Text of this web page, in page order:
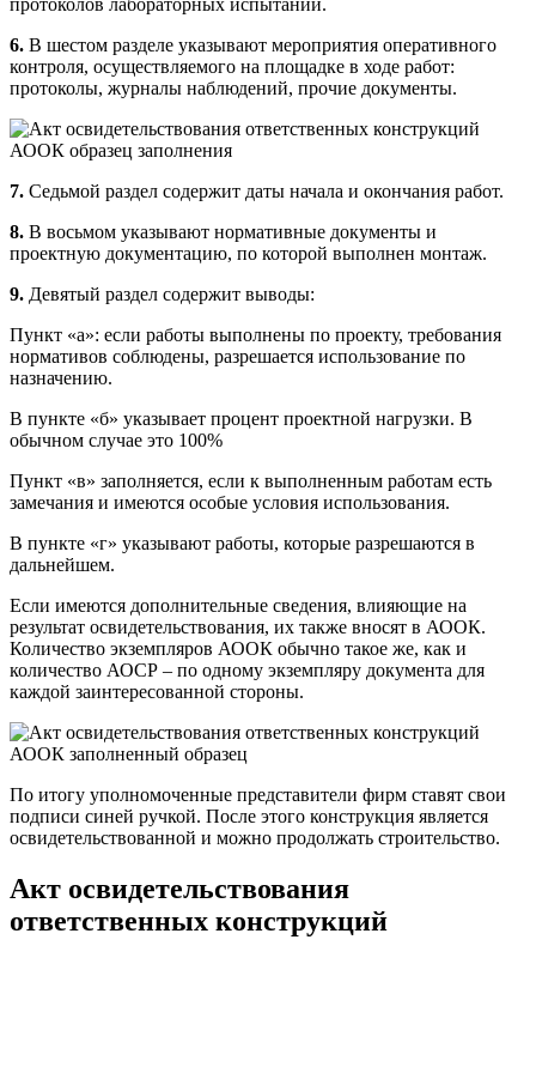
протоколов лабораторных испытаний.
6. В шестом разделе указывают мероприятия оперативного
контроля, осуществляемого на площадке в ходе работ:
протоколы, журналы наблюдений, прочие документы.
7. Седьмой раздел содержит даты начала и окончания работ.
8. В восьмом указывают нормативные документы и
проектную документацию, по которой выполнен монтаж.
9. Девятый раздел содержит выводы:
Пункт «а»: если работы выполнены по проекту, требования
нормативов соблюдены, разрешается использование по
назначению.
В пункте «б» указывает процент проектной нагрузки. В
обычном случае это 100%
Пункт «в» заполняется, если к выполненным работам есть
замечания и имеются особые условия использования.
В пункте «г» указывают работы, которые разрешаются в
дальнейшем.
Если имеются дополнительные сведения, влияющие на
результат освидетельствования, их также вносят в АООК.
Количество экземпляров АООК обычно такое же, как и
количество АОСР – по одному экземпляру документа для
каждой заинтересованной стороны.
По итогу уполномоченные представители фирм ставят свои
подписи синей ручкой. После этого конструкция является
освидетельствованной и можно продолжать строительство.
Акт освидетельствования
ответственных конструкций